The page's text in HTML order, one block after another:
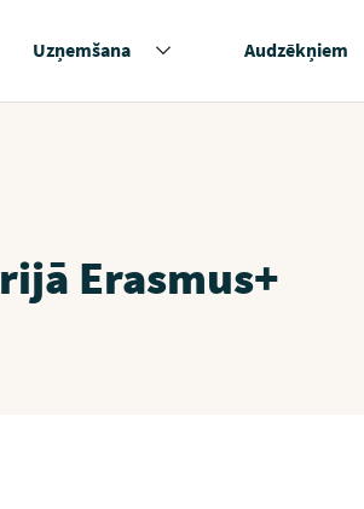
Uzņemšana Audzēkņiem
Erasmus+